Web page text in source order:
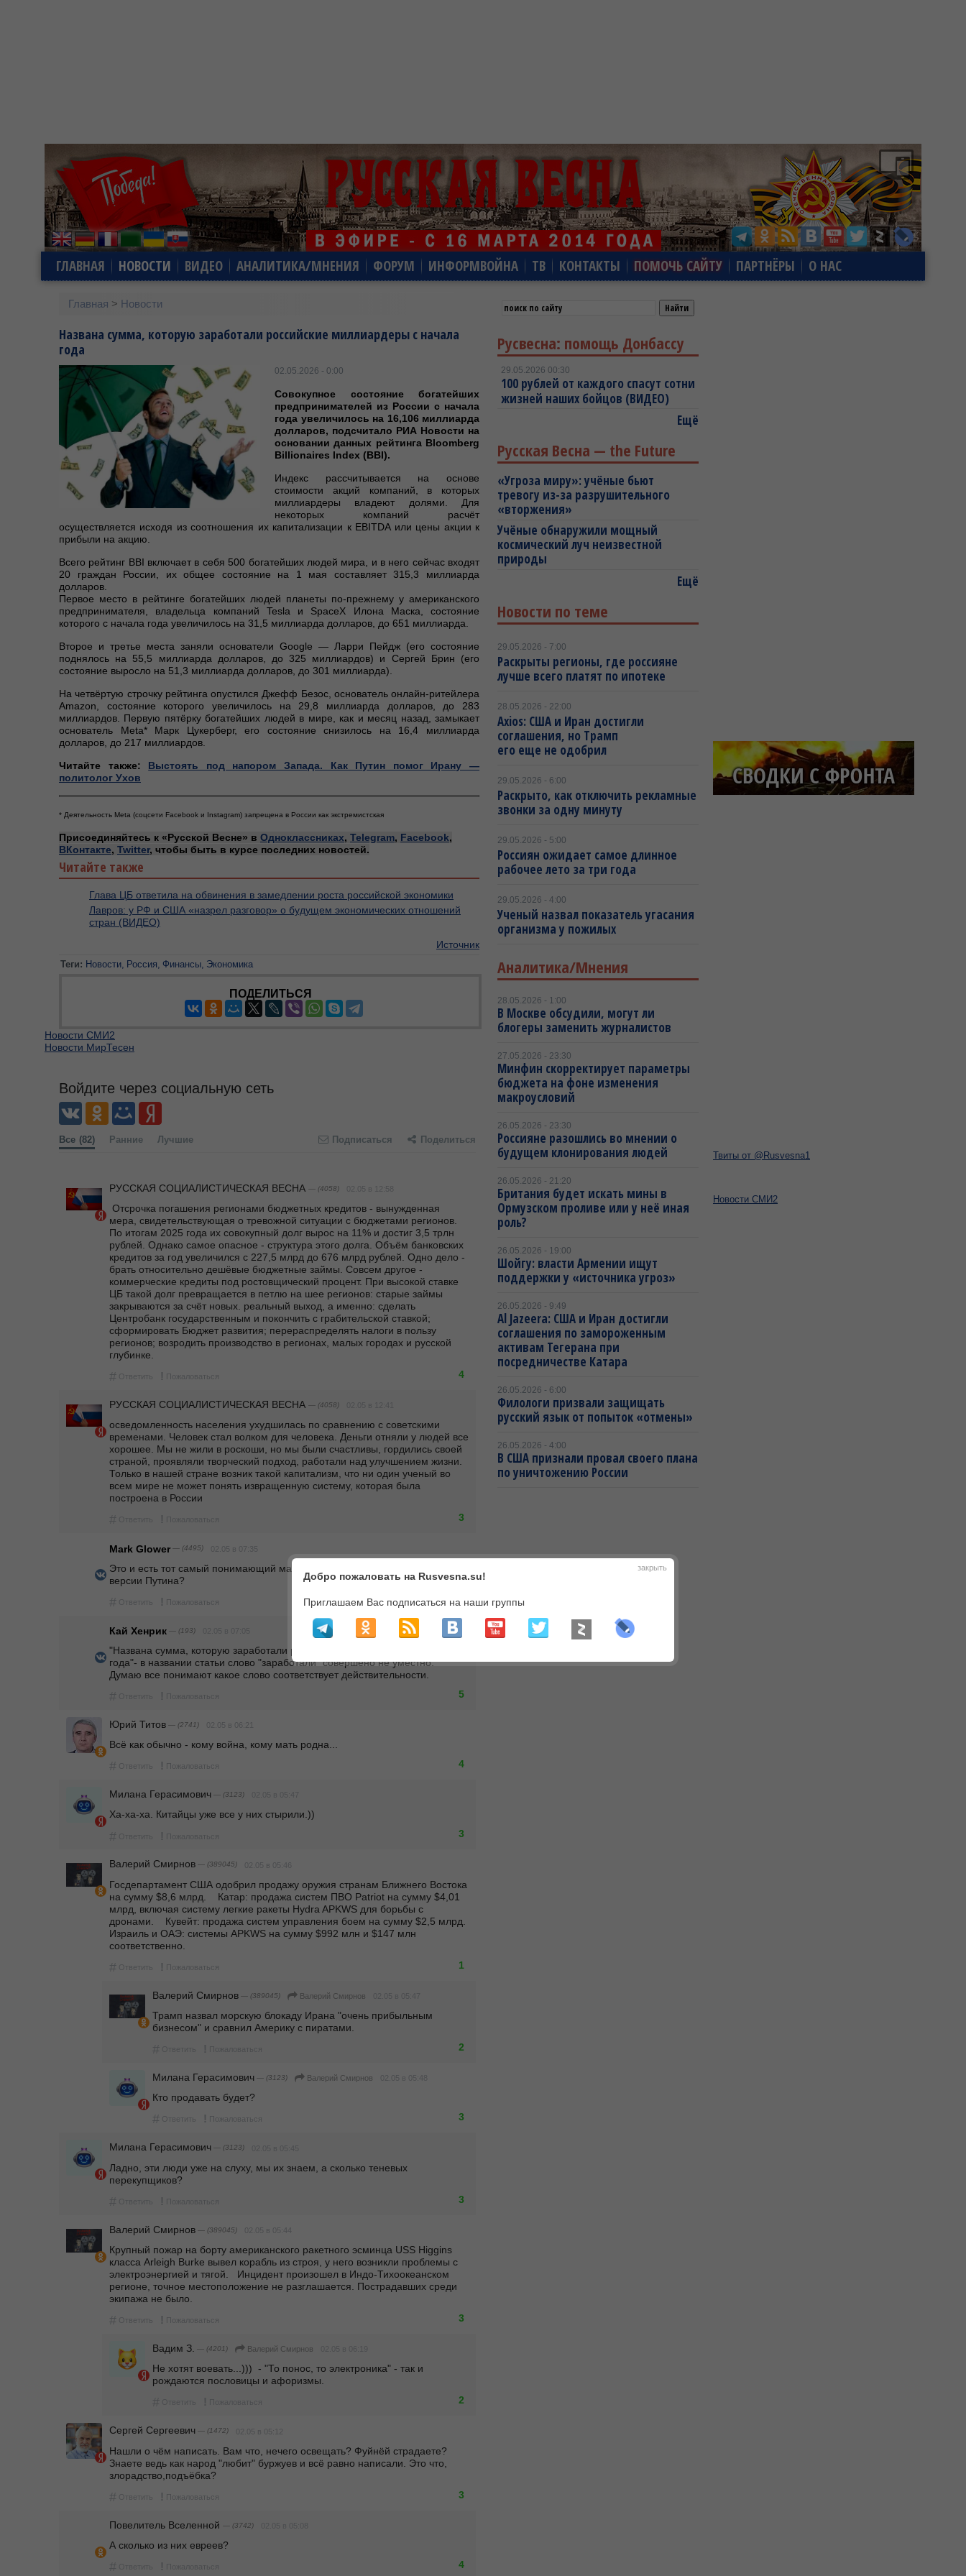
ГЛАВНАЯ НОВОСТИ ВИДЕО АНАЛИТИКА/МНЕНИЯ ФОРУМ ИНФОРМВОЙНА ТВ КОНТАКТЫ ПОМОЧЬ САЙТУ ПАРТНЁРЫ О НАС
Главная > Новости
Названа сумма, которую заработали российские миллиардеры с начала
года
02.05.2026 - 0:00
Совокупное состояние богатейших
предпринимателей из России с начала
года увеличилось на 16,106 миллиарда
долларов, подсчитало РИА Новости на
основании данных рейтинга Bloomberg
Billionaires Index (BBI).
Индекс рассчитывается на основе
стоимости акций компаний, в которых
миллиардеры владеют долями. Для
некоторых компаний расчёт
осуществляется исходя из соотношения их капитализации к EBITDA или цены акции к
прибыли на акцию.
Всего рейтинг BBI включает в себя 500 богатейших людей мира, и в него сейчас входят
20 граждан России, их общее состояние на 1 мая составляет 315,3 миллиарда
долларов.
Первое место в рейтинге богатейших людей планеты по-прежнему у американского
предпринимателя, владельца компаний Tesla и SpaceX Илона Маска, состояние
которого с начала года увеличилось на 31,5 миллиарда долларов, до 651 миллиарда.
Второе и третье места заняли основатели Google — Ларри Пейдж (его состояние
поднялось на 55,5 миллиарда долларов, до 325 миллиардов) и Сергей Брин (его
состояние выросло на 51,3 миллиарда долларов, до 301 миллиарда).
На четвёртую строчку рейтинга опустился Джефф Безос, основатель онлайн-ритейлера
Amazon, состояние которого увеличилось на 29,8 миллиарда долларов, до 283
миллиардов. Первую пятёрку богатейших людей в мире, как и месяц назад, замыкает
основатель Meta* Марк Цукерберг, его состояние снизилось на 16,4 миллиарда
долларов, до 217 миллиардов.
Читайте также: Выстоять под напором Запада. Как Путин помог Ирану —
политолог Ухов
* Деятельность Meta (соцсети Facebook и Instagram) запрещена в России как экстремистская
Присоединяйтесь к «Русской Весне» в Одноклассниках, Telegram, Facebook,
ВКонтакте, Twitter, чтобы быть в курсе последних новостей.
Читайте также
Глава ЦБ ответила на обвинения в замедлении роста российской экономики
Лавров: у РФ и США «назрел разговор» о будущем экономических отношений
стран (ВИДЕО)
Источник
Теги: Новости Россия Финансы Экономика
ПОДЕЛИТЬСЯ
Новости СМИ2
Новости МирТесен
Войдите через социальную сеть
Все (82) Ранние Лучшие Подписаться Поделиться
РУССКАЯ СОЦИАЛИСТИЧЕСКАЯ ВЕСНА — (4058) 02.05 в 12:58
мера, свидетельствующая о тревожной ситуации с бюджетами регионов.
По итогам 2025 года их совокупный долг вырос на 11% и достиг 3,5 трлн
рублей. Однако самое опасное - структура этого долга. Объём банковских
кредитов за год увеличился с 227,5 млрд до 676 млрд рублей. Одно дело -
брать относительно дешёвые бюджетные займы. Совсем другое -
коммерческие кредиты под ростовщический процент. При высокой ставке
ЦБ такой долг превращается в петлю на шее регионов: старые займы
закрываются за счёт новых. реальный выход, а именно: сделать
Центробанк государственным и покончить с грабительской ставкой;
сформировать Бюджет развития; перераспределять налоги в пользу
регионов; возродить производство в регионах, малых городах и русской
глубинке.
# Ответить ! Пожаловаться 4
РУССКАЯ СОЦИАЛИСТИЧЕСКАЯ ВЕСНА — (4058) 02.05 в 12:41
осведомленность населения ухудшилась по сравнению с советскими
временами. Человек стал волком для человека. Деньги отняли у людей все
хорошее. Мы не жили в роскоши, но мы были счастливы, гордились своей
страной, проявляли творческий подход, работали над улучшением жизни.
Только в нашей стране возник такой капитализм, что ни один ученый во
всем мире не может понять извращенную систему, которая была
построена в России
# Ответить ! Пожаловаться 3
Mark Glower — (4495) 02.05 в 07:35
Это и есть тот самый понимающий малочисленные народы бизнес по
версии Путина?
# Ответить ! Пожаловаться 6
Кай Хенрик — (193) 02.05 в 07:05
"Названа сумма, которую заработали российские миллиардеры с начала
года"- в названии статьи слово "заработали" совершено не уместно.
Думаю все понимают какое слово соответствует действительности.
# Ответить ! Пожаловаться 5
Юрий Титов — (2741) 02.05 в 06:21
Всё как обычно - кому война, кому мать родна...
# Ответить ! Пожаловаться 4
Милана Герасимович — (3123) 02.05 в 05:47
Ха-ха-ха. Китайцы уже все у них стырили.))
# Ответить ! Пожаловаться 3
Валерий Смирнов — (389045) 02.05 в 05:46
Госдепартамент США одобрил продажу оружия странам Ближнего Востока
на сумму $8,6 млрд.    Катар: продажа систем ПВО Patriot на сумму $4,01
млрд, включая систему легкие ракеты Hydra APKWS для борьбы с
дронами.    Кувейт: продажа систем управления боем на сумму $2,5 млрд.
Израиль и ОАЭ: системы APKWS на сумму $992 млн и $147 млн
соответственно.
# Ответить ! Пожаловаться 1
Валерий Смирнов — (389045) Валерий Смирнов 02.05 в 05:47
Трамп назвал морскую блокаду Ирана "очень прибыльным
бизнесом" и сравнил Америку с пиратами.
# Ответить ! Пожаловаться 2
Милана Герасимович — (3123) Валерий Смирнов 02.05 в 05:48
Кто продавать будет?
# Ответить ! Пожаловаться 3
Милана Герасимович — (3123) 02.05 в 05:45
Ладно, эти люди уже на слуху, мы их знаем, а сколько теневых
перекупщиков?
# Ответить ! Пожаловаться 3
Валерий Смирнов — (389045) 02.05 в 05:44
Крупный пожар на борту американского ракетного эсминца USS Higgins
класса Arleigh Burke вывел корабль из строя, у него возникли проблемы с
электроэнергией и тягой.   Инцидент произошел в Индо-Тихоокеанском
регионе, точное местоположение не разглашается. Пострадавших среди
экипажа не было.
# Ответить ! Пожаловаться 3
Вадим З. — (4201) Валерий Смирнов 02.05 в 06:19
Не хотят воевать...)))  - "То понос, то электроника" - так и
рождаются пословицы и афоризмы.
# Ответить ! Пожаловаться 2
Сергей Сергеевич — (1472) 02.05 в 05:12
Нашли о чём написать. Вам что, нечего освещать? Фуйнёй страдаете?
Знаете ведь как народ "любит" буржуев и всё равно написали. Это что,
злорадство,подъёбка?
# Ответить ! Пожаловаться 3
Повелитель Вселенной — (3742) 02.05 в 05:08
А сколько из них евреев?
# Ответить ! Пожаловаться 4
Русвесна: помощь Донбассу
29.05.2026 00:30
100 рублей от каждого спасут сотни
жизней наших бойцов (ВИДЕО)
Ещё
Русская Весна — the Future
«Угроза миру»: учёные бьют
тревогу из-за разрушительного
«вторжения»
Учёные обнаружили мощный
космический луч неизвестной
природы
Ещё
Новости по теме
29.05.2026 - 7:00
Раскрыты регионы, где россияне
лучше всего платят по ипотеке
28.05.2026 - 22:00
Axios: США и Иран достигли
соглашения, но Трамп
его еще не одобрил
29.05.2026 - 6:00
Раскрыто, как отключить рекламные
звонки за одну минуту
29.05.2026 - 5:00
Россиян ожидает самое длинное
рабочее лето за три года
29.05.2026 - 4:00
Ученый назвал показатель угасания
организма у пожилых
Аналитика/Мнения
28.05.2026 - 1:00
В Москве обсудили, могут ли
блогеры заменить журналистов
27.05.2026 - 23:30
Минфин скорректирует параметры
бюджета на фоне изменения
макроусловий
26.05.2026 - 23:30
Россияне разошлись во мнении о
будущем клонирования людей
26.05.2026 - 21:20
Британия будет искать мины в
Ормузском проливе или у неё иная
роль?
26.05.2026 - 19:00
Шойгу: власти Армении ищут
поддержки у «источника угроз»
26.05.2026 - 9:49
Al Jazeera: США и Иран достигли
соглашения по замороженным
активам Тегерана при
посредничестве Катара
26.05.2026 - 6:00
Филологи призвали защищать
русский язык от попыток «отмены»
26.05.2026 - 4:00
В США признали провал своего плана
по уничтожению России
Твиты от @Rusvesna1
Новости СМИ2
закрыть
Добро пожаловать на Rusvesna.su!
Приглашаем Вас подписаться на наши группы